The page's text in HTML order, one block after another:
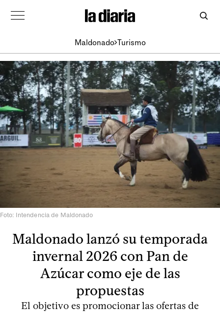
Maldonado Turismo
Foto: Intendencia de Maldonado
Maldonado lanzó su temporada
invernal 2026 con Pan de
Azúcar como eje de las
propuestas
El objetivo es promocionar las ofertas de